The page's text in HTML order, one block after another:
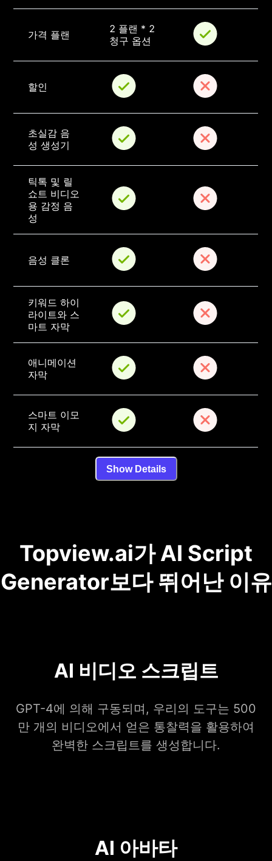
가격 플랜
2 플랜 * 2
청구 옵션
할인
초실감 음
성 생성기
틱톡 및 릴
쇼트 비디오
용 감정 음
성
음성 클론
키워드 하이
라이트와 스
마트 자막
애니메이션
자막
스마트 이모
지 자막
Show Details
Topview.ai가 AI Script
Generator보다 뛰어난 이유
AI 비디오 스크립트
GPT-4에 의해 구동되며, 우리의 도구는 500
만 개의 비디오에서 얻은 통찰력을 활용하여
완벽한 스크립트를 생성합니다.
AI 아바타